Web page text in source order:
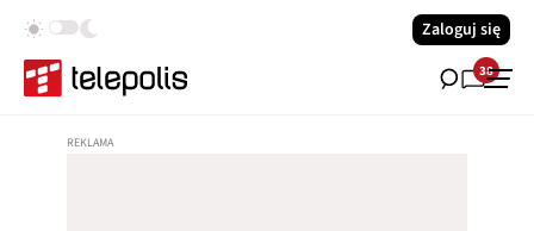
Zaloguj się
38